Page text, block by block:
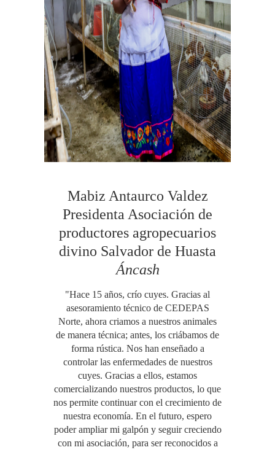
Mabiz Antaurco Valdez
Presidenta Asociación de
productores agropecuarios
divino Salvador de Huasta
Áncash
"Hace 15 años, crío cuyes. Gracias al
asesoramiento técnico de CEDEPAS
Norte, ahora criamos a nuestros animales
de manera técnica; antes, los criábamos de
forma rústica. Nos han enseñado a
controlar las enfermedades de nuestros
cuyes. Gracias a ellos, estamos
comercializando nuestros productos, lo que
nos permite continuar con el crecimiento de
nuestra economía. En el futuro, espero
poder ampliar mi galpón y seguir creciendo
con mi asociación, para ser reconocidos a